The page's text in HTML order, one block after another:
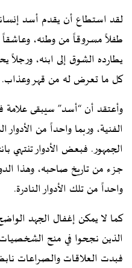
لقد استطاع أن يقدم أسد إنساناً
طفلاً مسروقاً من وطنه،
يطارده الشوق إلى ابنه،
كل ما تعرض له من قهر وعذاب.
وأعتقد أن “أسد” سيبقى
الفنية، وربما واحداً من الأدوار
الجمهور. فبعض الأدوار تنتهي
جزء من تاريخ صاحبه، وهذا
واحداً من تلك الأدوار النادرة.
كما لا يمكن إغفال الجهد
الذين نجحوا في منح الشخصيات
فبدت العلاقات والصراعات